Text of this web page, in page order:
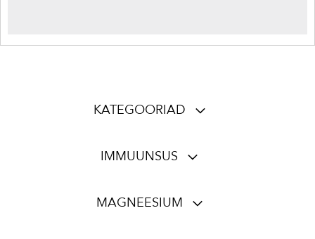
KATEGOORIAD
IMMUUNSUS
MAGNEESIUM